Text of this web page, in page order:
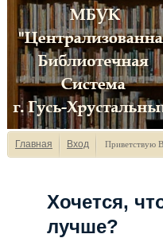
Главная Вход Приветствую
Хочется,
лучше?